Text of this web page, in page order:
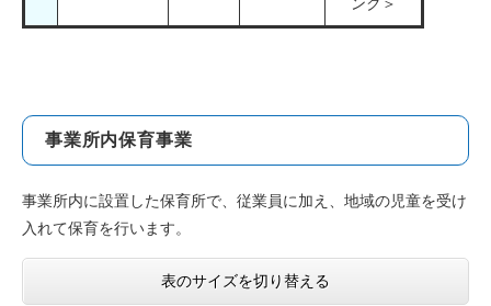
ンク＞
事業所内保育事業
事業所内に設置した保育所で、従業員に加え、地域の児童を受け
入れて保育を行います。
表のサイズを切り替える